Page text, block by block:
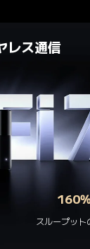
レス通信
スループット